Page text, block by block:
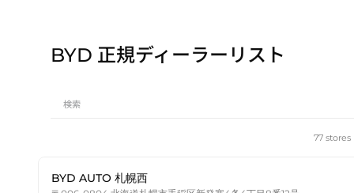
BYD 正規ディーラーリスト
77 stores
BYD AUTO 札幌西